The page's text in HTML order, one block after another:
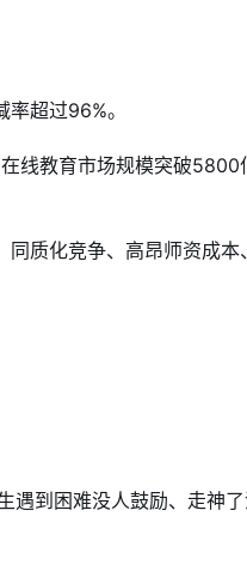
超过96%。
线教育市场规模突破5800
质化竞争、高昂师资成
到困难没人鼓励、走神